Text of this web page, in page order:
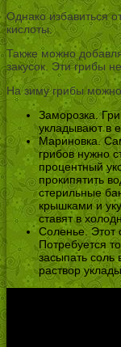
Однако избавиться
кислоты.
Также можно
закусок. Эти грибы
На зиму грибы
Заморозка.
укладывают в
Мариновка.
грибов нужно
процентный
прокипятить
стерильные
крышками и
ставят в
Соленье. Этот
Потребуется
засыпать соль
раствор